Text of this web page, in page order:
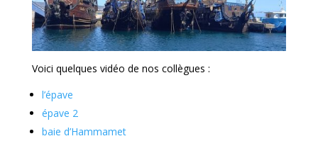
Voici quelques vidéo de nos collègues :
l’épave
épave 2
baie d’Hammamet